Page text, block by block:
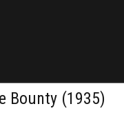
(1935)